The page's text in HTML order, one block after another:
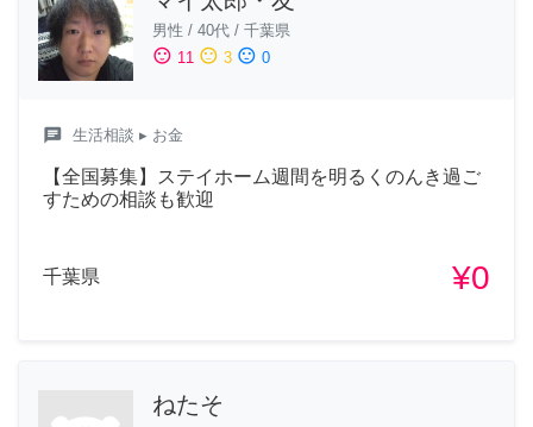
男性 / 40代 / 千葉県
sentiment_satisfied 11 sentiment_neutral 3 sentiment_dissatisfied 0
chat 生活相談 ▸ お金
【全国募集】ステイホーム週間を明るくのんき過ご
すための相談も歓迎
千葉県 ¥0
ねたそ